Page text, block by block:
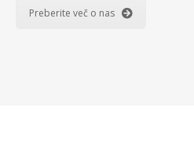
Preberite več o nas